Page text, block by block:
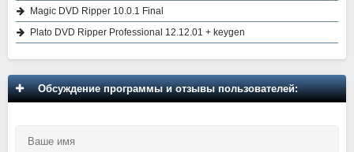
Magic DVD Ripper 10.0.1 Final
Plato DVD Ripper Professional 12.12.01 + keygen
Обсуждение программы и отзывы пользователей: